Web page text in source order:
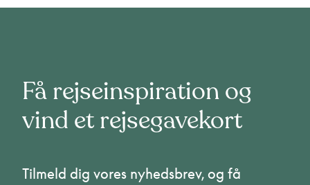
Få rejseinspiration og
vind et rejsegavekort
Tilmeld dig vores nyhedsbrev, og få